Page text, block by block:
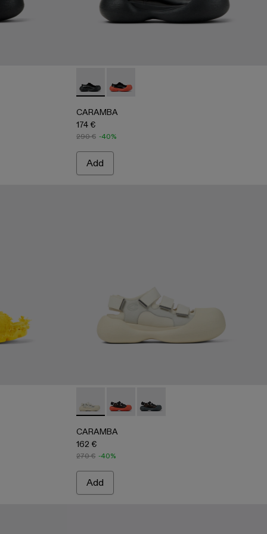
CARAMBA - A500052-001 - BLACK
CARAMBA - A500052-004
CARAMBA
174 €
290 € -40%
Add
Yellow
004
A500001-002- A500001-001 - GreenCARAMBA - A500053-004 - WHITE
CARAMBA - A500053-005
CARAMBA - A500053-001
CARAMBA
162 €
270 € -40%
Add